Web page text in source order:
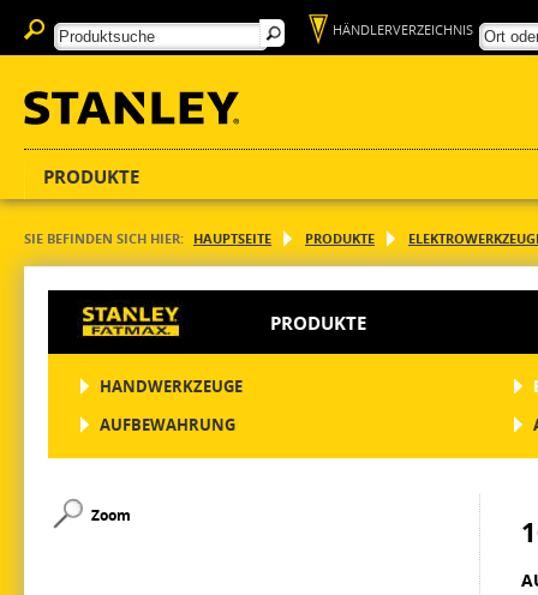
HÄNDLERVERZEICHNIS
PRODUKTE
SIE BEFINDEN SICH HIER: HAUPTSEITE PRODUKTE
PRODUKTE
HANDWERKZEUGE
AUFBEWAHRUNG
Zoom